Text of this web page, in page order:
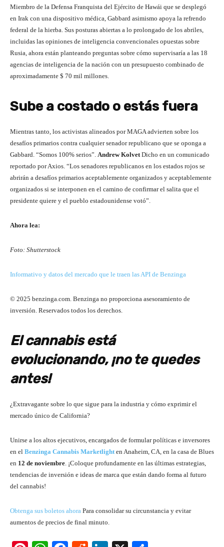
Miembro de la Defensa Franquista del Ejército de Hawái que se desplegó
en Irak con una dispositivo médica, Gabbard asimismo apoya la refrendo
federal de la hierba. Sus posturas abiertas a lo prolongado de los abriles,
incluidas las opiniones de inteligencia convencionales opuestas sobre
Rusia, ahora están planteando preguntas sobre cómo supervisaría a las 18
agencias de inteligencia de la nación con un presupuesto combinado de
aproximadamente $ 70 mil millones.
Sube a costado o estás fuera
Mientras tanto, los activistas alineados por MAGA advierten sobre los
desafíos primarios contra cualquier senador republicano que se oponga a
Gabbard. “Somos 100% serios”. Andrew KolvetDicho en un comunicado
reportado por Axios. “Los senadores republicanos en los estados rojos se
abrirán a desafíos primarios aceptablemente organizados y aceptablemente
organizados si se interponen en el camino de confirmar el salita que el
presidente quiere y el pueblo estadounidense votó”.
Ahora lea:
Foto: Shutterstock
Informativo y datos del mercado que le traen las API de Benzinga
© 2025 benzinga.com. Benzinga no proporciona asesoramiento de
inversión. Reservados todos los derechos.
El cannabis está
evolucionando, ¡no te quedes
antes!
¿Extravagante sobre lo que sigue para la industria y cómo exprimir el
mercado único de California?
Unirse a los altos ejecutivos, encargados de formular políticas e inversores
en el Benzinga Cannabis Marketlighten Anaheim, CA, en la casa de Blues
en 12 de noviembre. ¡Coloque profundamente en las últimas estrategias,
tendencias de inversión e ideas de marca que están dando forma al futuro
del cannabis!
Obtenga sus boletos ahora Para consolidar su circunstancia y evitar
aumentos de precios de final minuto.